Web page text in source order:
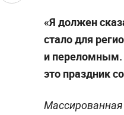
«Я должен
стало для
и переломным.
это праздник
Массированная